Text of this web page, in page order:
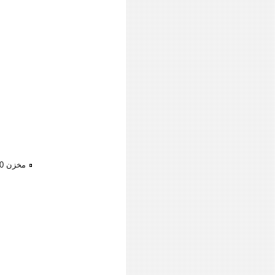
مخزن 4500م مبنى على 2500م